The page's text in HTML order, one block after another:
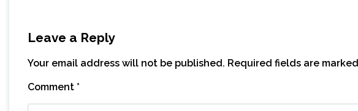
Leave a Reply
Your email address will not be published. Required fields are marked
Comment *